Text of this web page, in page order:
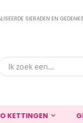
SIERADEN EN
KETTINGEN